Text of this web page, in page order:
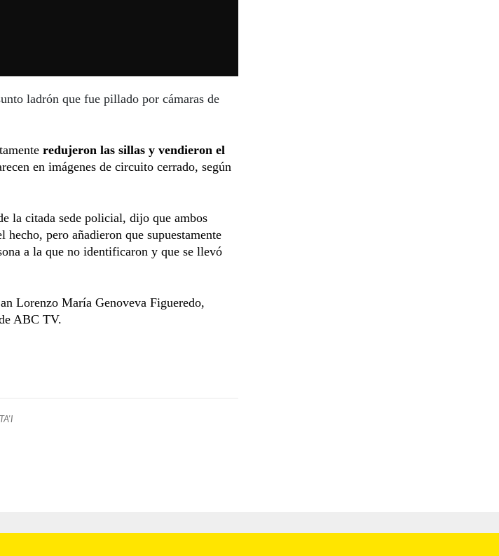
ladrón que fue pillado por cámaras de
redujeron las sillas y vendieron el
en imágenes de circuito cerrado, según
la citada sede policial, dijo que ambos
pero añadieron que supuestamente
a la que no identificaron y que se llevó
Lorenzo María Genoveva Figueredo,
ABC TV.